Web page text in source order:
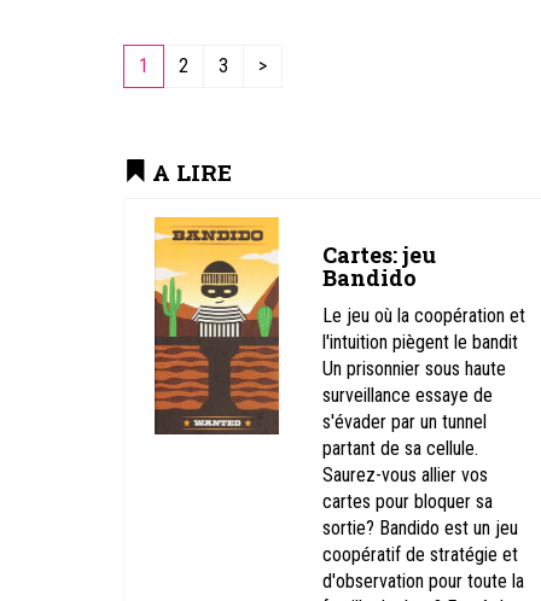
1 2 3 >
A LIRE
Cartes: jeu
Bandido
Le jeu où la coopération et
l'intuition piègent le bandit
Un prisonnier sous haute
surveillance essaye de
s'évader par un tunnel
partant de sa cellule.
Saurez-vous allier vos
cartes pour bloquer sa
sortie? Bandido est un jeu
coopératif de stratégie et
d'observation pour toute la